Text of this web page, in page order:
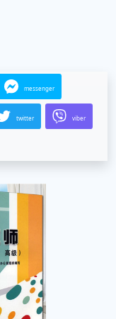
messenger
twitter viber